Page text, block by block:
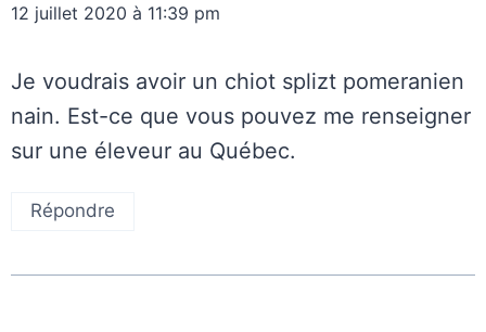
12 juillet 2020 à 11:39 pm
Je voudrais avoir un chiot splizt pomeranien
nain. Est-ce que vous pouvez me renseigner
sur une éleveur au Québec.
Répondre